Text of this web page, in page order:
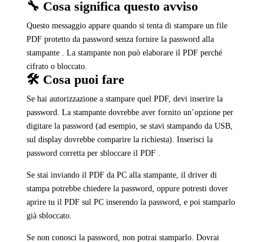
🔧 Cosa significa questo avviso
Questo messaggio appare quando si tenta di stampare un file
PDF protetto da password senza fornire la password alla
stampante . La stampante non può elaborare il PDF perché
cifrato o bloccato.
🛠️ Cosa puoi fare
Se hai autorizzazione a stampare quel PDF, devi inserire la
password. La stampante dovrebbe aver fornito un’opzione per
digitare la password (ad esempio, se stavi stampando da USB,
sul display dovrebbe comparire la richiesta). Inserisci la
password corretta per sbloccare il PDF .
Se stai inviando il PDF da PC alla stampante, il driver di
stampa potrebbe chiedere la password, oppure potresti dover
aprire tu il PDF sul PC inserendo la password, e poi stamparlo
già sbloccato.
Se non conosci la password, non potrai stamparlo. Dovrai